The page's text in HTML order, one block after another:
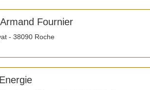
Fournier
- 38090 Roche